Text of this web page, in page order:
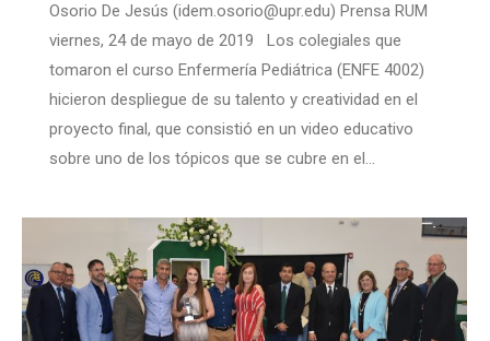
Osorio De Jesús (idem.osorio@upr.edu) Prensa RUM
viernes, 24 de mayo de 2019 Los colegiales que
tomaron el curso Enfermería Pediátrica (ENFE 4002)
hicieron despliegue de su talento y creatividad en el
proyecto final, que consistió en un video educativo
sobre uno de los tópicos que se cubre en el…